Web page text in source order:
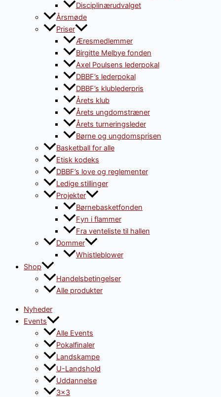
Disciplinærudvalget
Årsmøde
Priser
Æresmedlemmer
Birgitte Melbye fonden
Axel Poulsens lederpokal
DBBF’s lederpokal
DBBF’s klublederpris
Årets klub
Årets ungdomstræner
Årets turneringsleder
Børne og ungdomsprisen
Basketball for alle
Etisk kodeks
DBBF’s love og reglementer
Ledige stillinger
Projekter
Børnebasketfonden
Fyn i flammer
Fra venteliste til hallen
Dommer
Whistleblower
Shop
Handelsbetingelser
Alle produkter
Nyheder
Events
Alle Events
Pokalfinaler
Landskampe
U-Landshold
Uddannelse
3×3